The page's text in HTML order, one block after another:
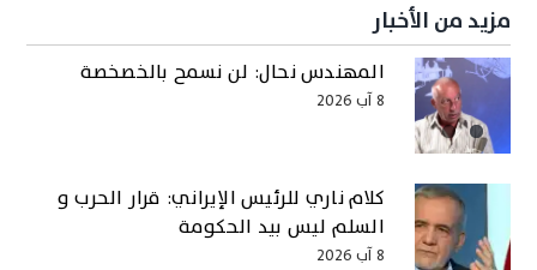
مزيد من الأخبار
المهندس نحال: لن نسمح بالخصخصة
8 آب 2026
كلام ناري للرئيس الإيراني: قرار الحرب و
السلم ليس بيد الحكومة
8 آب 2026